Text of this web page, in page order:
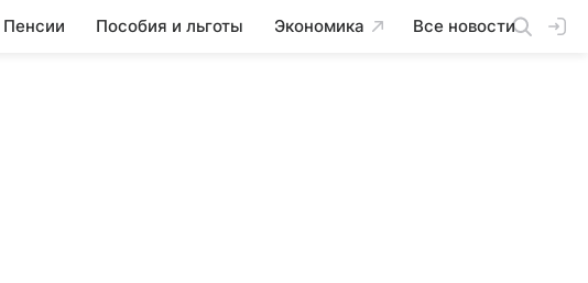
Пенсии Пособия и льготы Экономика Все новости